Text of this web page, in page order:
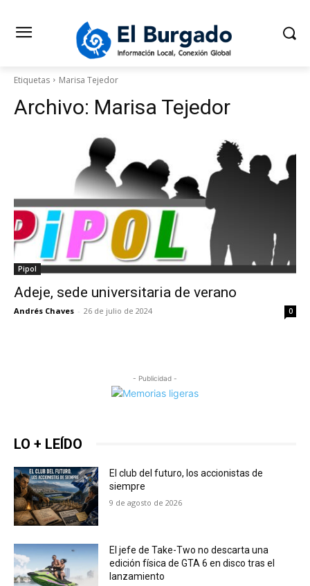
Etiquetas Marisa Tejedor
Archivo: Marisa Tejedor
Pipol
Adeje, sede universitaria de verano
Andrés Chaves - 26 de julio de 2024 0
- Publicidad -
LO + LEÍDO
El club del futuro, los accionistas de
siempre
9 de agosto de 2026
El jefe de Take-Two no descarta una
edición física de GTA 6 en disco tras el
lanzamiento